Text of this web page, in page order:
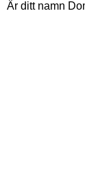
Är ditt namn